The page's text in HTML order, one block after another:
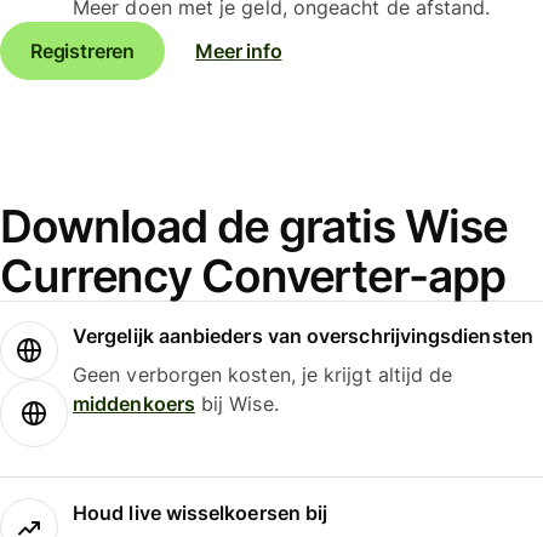
Meer doen met je geld, ongeacht de afstand.
Registreren
Meer info
Download de gratis Wise
Currency Converter-app
Vergelijk aanbieders van overschrijvingsdiensten
Geen verborgen kosten, je krijgt altijd de
middenkoersbij Wise.
Houd live wisselkoersen bij